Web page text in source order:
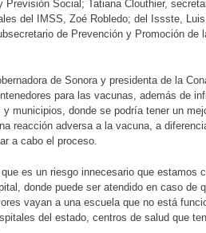
Social; Tatiana Clouthier,
del IMSS, Zoé Robledo; del Issste,
de Prevención y Promoción de
de Sonora y presidenta de la
para las vacunas, además de
municipios, donde se podría tener un
reacción adversa a la vacuna, a
a cabo el proceso.
es un riesgo innecesario que estamos
donde puede ser atendido en caso de
vayan a una escuela que no está
del estado, centros de salud que